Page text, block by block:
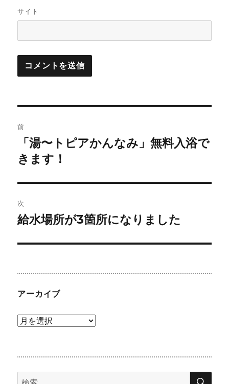
サイト
稿
ナ
ビ
ゲ
ー
シ
ン
前
前
の
稿:
「湯〜トピアかんなみ」無料入浴で
きます！
次
次
投
給水場所が3箇所になりました
アーカイブ
ア
ブ検
検